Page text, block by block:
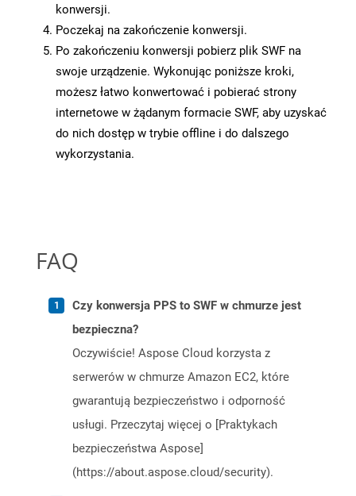
konwersji.
Poczekaj na zakończenie konwersji.
Po zakończeniu konwersji pobierz plik SWF na
swoje urządzenie. Wykonując poniższe kroki,
możesz łatwo konwertować i pobierać strony
internetowe w żądanym formacie SWF, aby uzyskać
do nich dostęp w trybie offline i do dalszego
wykorzystania.
FAQ
Czy konwersja PPS to SWF w chmurze jest
bezpieczna?
Oczywiście! Aspose Cloud korzysta z
serwerów w chmurze Amazon EC2, które
gwarantują bezpieczeństwo i odporność
usługi. Przeczytaj więcej o [Praktykach
bezpieczeństwa Aspose]
(https://about.aspose.cloud/security).